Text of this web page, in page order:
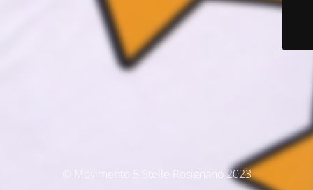
© Movimento 5 Stelle Rosignano 2023